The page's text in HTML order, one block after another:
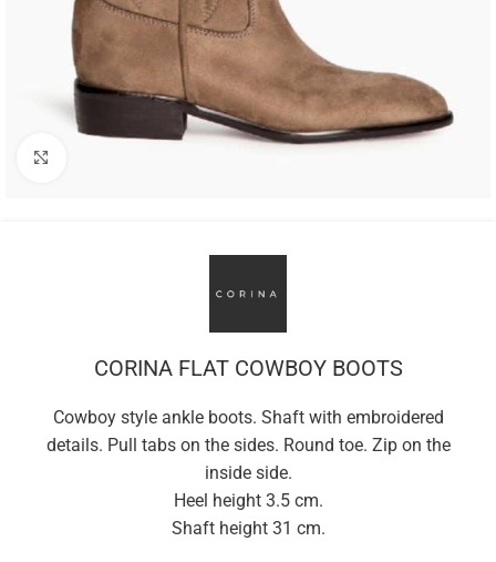
CORINA FLAT COWBOY BOOTS
Cowboy style ankle boots. Shaft with embroidered
details. Pull tabs on the sides. Round toe. Zip on the
inside side.
Heel height 3.5 cm.
Shaft height 31 cm.